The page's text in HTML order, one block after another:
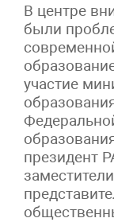
В центре
были
участие
президент